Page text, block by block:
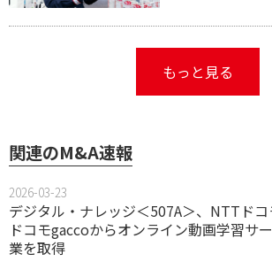
もっと見る
関連のM&A速報
2026-03-23
デジタル・ナレッジ＜507A＞、NTTド
ドコモgaccoからオンライン動画学習サ
業を取得